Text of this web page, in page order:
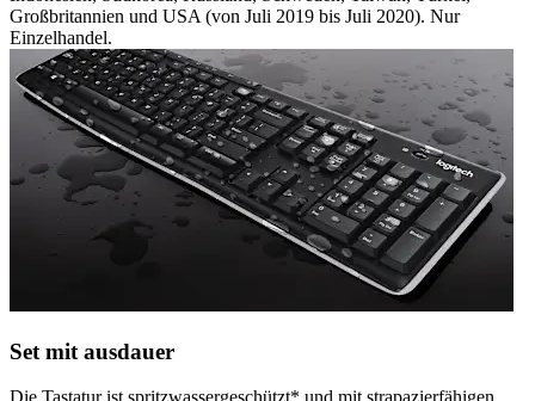
Großbritannien und USA (von Juli 2019 bis Juli 2020). Nur
Einzelhandel.
Set mit ausdauer